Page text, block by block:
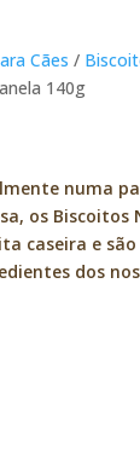
Cães /
140g
numa
os Biscoitos
caseira e
dos